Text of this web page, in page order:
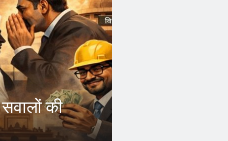
1 Year Ago
के फैसले से आउटसोर्स
को होगा फायदा, अब अपने जिले